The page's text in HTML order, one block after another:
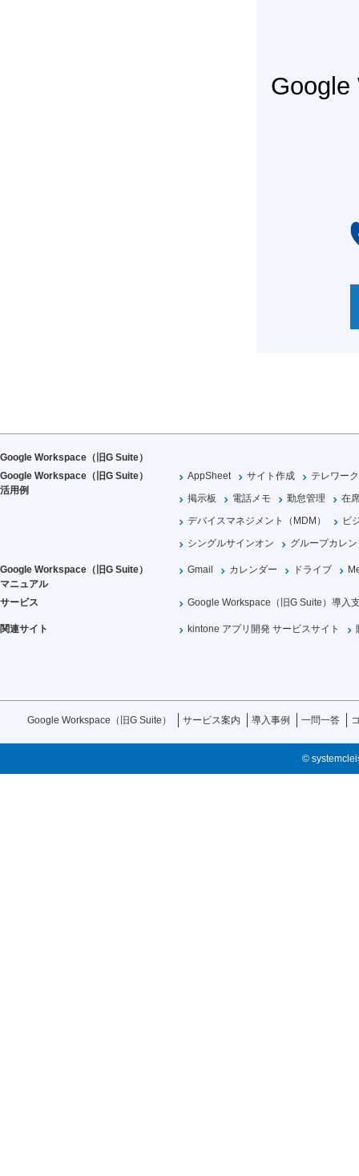
Google
Google Workspace（旧G Suite）
Google Workspace（旧G Suite）
活用例
AppSheet サイト作成
テレワーク
掲示板
電話メモ 勤怠管理
在
デバイスマネジメント（MDM）
ビ
シングルサインオン
グループカレ
Google Workspace（旧G Suite）
マニュアル
Gmail カレンダー ドライブ
サービス Google Workspace（旧G Suite）導入
関連サイト kintone アプリ開発 サービスサイト
Google Workspace（旧G Suite） サービス案内 導入事例 一問一答
©